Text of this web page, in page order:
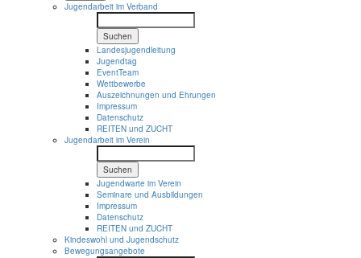
Jugendarbeit im Verband
Suchen
Landesjugendleitung
Jugendtag
EventTeam
Wettbewerbe
Auszeichnungen und Ehrungen
Impressum
Datenschutz
REITEN und ZUCHT
Jugendarbeit im Verein
Suchen
Jugendwarte im Verein
Seminare und Ausbildungen
Impressum
Datenschutz
REITEN und ZUCHT
Kindeswohl und Jugendschutz
Bewegungsangebote